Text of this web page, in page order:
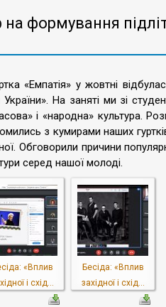
на формування
«Емпатія» у жовтні
України». На заняті ми зі
і «народна» культура.
з кумирами наших
Обговорили причини
серед нашої молоді.
«Вплив
і схід...
Бесіда: «Вплив
західної і схід...